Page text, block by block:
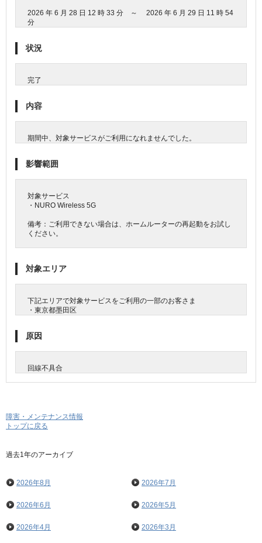
2026 年 6 月 28 日 12 時 33 分 ～ 2026 年 6 月 29 日 11 時 54
分
状況
完了
内容
期間中、対象サービスがご利用になれませんでした。
影響範囲
対象サービス
・NURO Wireless 5G
備考：ご利用できない場合は、ホームルーターの再起動をお試し
ください。
対象エリア
下記エリアで対象サービスをご利用の一部のお客さま
・東京都墨田区
原因
回線不具合
障害・メンテナンス情報
トップに戻る
過去1年のアーカイブ
2026年8月 2026年7月
2026年6月 2026年5月
2026年4月 2026年3月